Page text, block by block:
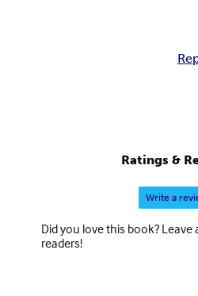
Ratings &
Write a
Did you love this book?
readers!